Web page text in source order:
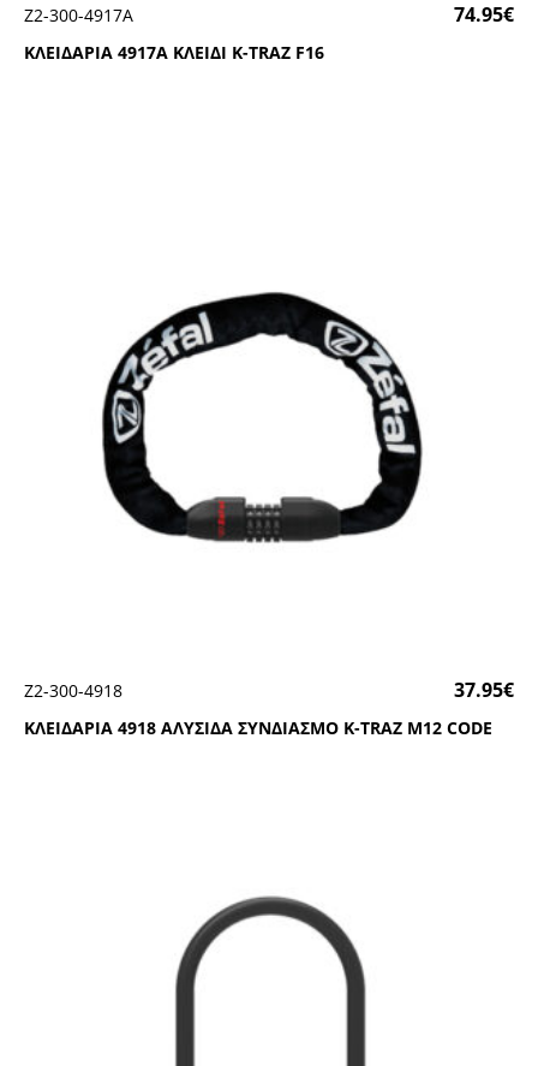
ΚΛΕΙΔΑΡΙΑ 4917Α ΚΛΕΙΔΙ Κ-ΤRΑΖ F16
Ζ2-300-4917Α 74.95€
ΚΛΕΙΔΑΡΙΑ 4918 ΑΛΥΣΙΔΑ ΣΥΝΔΙΑΣΜΟ Κ-ΤRΑΖ Μ12 CΟDΕ
Ζ2-300-4918 37.95€